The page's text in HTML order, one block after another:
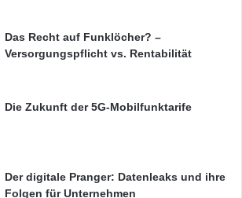
Das Recht auf Funklöcher? –
Versorgungspflicht vs. Rentabilität
Die Zukunft der 5G-Mobilfunktarife
Der digitale Pranger: Datenleaks und ihre
Folgen für Unternehmen